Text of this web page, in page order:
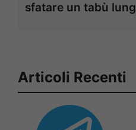
sfatare un tabù
Articoli Recenti